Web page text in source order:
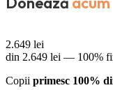
2.649 lei
din 2.649 lei — 100%
Copii primesc 100%